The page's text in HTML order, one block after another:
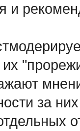
и
их
за